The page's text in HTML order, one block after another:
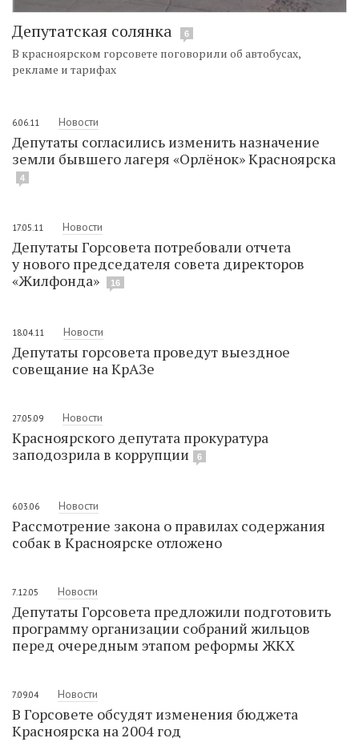
Депутатская солянка 6
В красноярском горсовете поговорили об автобусах,
рекламе и тарифах
6.06.11 Новости
Депутаты согласились изменить назначение
земли бывшего лагеря «Орлёнок» Красноярска
4
17.05.11 Новости
Депутаты Горсовета потребовали отчета
у нового председателя совета директоров
«Жилфонда»
16
18.04.11 Новости
Депутаты горсовета проведут выездное
совещание на КрАЗе
27.05.09 Новости
Красноярского депутата прокуратура
заподозрила в коррупции
6
6.03.06 Новости
Рассмотрение закона о правилах содержания
собак в Красноярске отложено
7.12.05 Новости
Депутаты Горсовета предложили подготовить
программу организации собраний жильцов
перед очередным этапом реформы ЖКХ
7.09.04 Новости
В Горсовете обсудят изменения бюджета
Красноярска на 2004 год